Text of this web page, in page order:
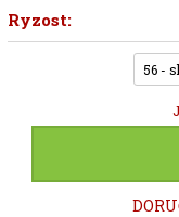
Ryzost:
56 -